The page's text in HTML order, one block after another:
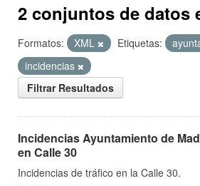
2 conjuntos de datos
Formatos: XML Etiquetas:
incidencias
Filtrar Resultados
Incidencias Ayuntamiento de
en Calle 30
Incidencias de tráfico en la Calle 30.